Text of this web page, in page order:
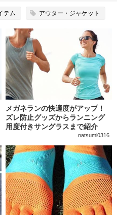
テム アウター・ジャケット
メガネランの快適度がアップ！
ズレ防止グッズからランニング
用度付きサングラスまで紹介
natsumi0316